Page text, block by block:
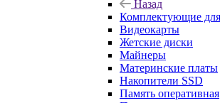
Назад
Комплектующие
Видеокарты
Жетские диски
Майнеры
Материнские платы
Накопители SSD
Память оперативная